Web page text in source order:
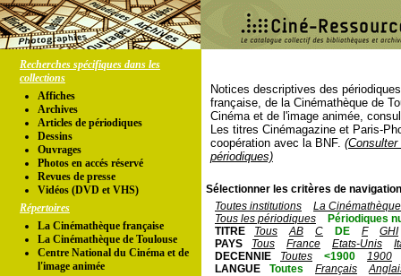
Recherches spécifiques dans les
collections
Affiches
Archives
Articles de périodiques
Dessins
Ouvrages
Photos en accés réservé
Revues de presse
Vidéos (DVD et VHS)
Répertoires
La Cinémathèque française
La Cinémathèque de Toulouse
Centre National du Cinéma et de
l'image animée
Notices descriptives des
française, de la Cinémathèque de
Cinéma et de l'image animée,
Les titres Cinémagazine et Paris-
coopération avec la BNF.
périodiques)
Sélectionner les critères de
Toutes institutions
La
Tous les périodiques
Périodiques
TITRE
Tous AB C DE F
GHI
PAYS
Tous France Etats-Unis
DECENNIE
Toutes <1900
1900
LANGUE
Toutes Français